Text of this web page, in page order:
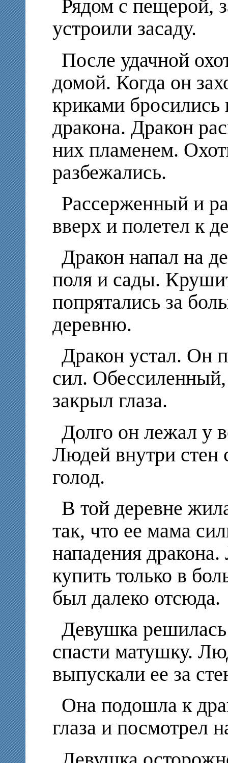
Рядом с пещерой,
устроили засаду.
После удачной
домой. Когда он
криками
дракона. Дракон
них пламенем.
разбежались.
Рассерженный и
вверх и полетел к
Дракон напал на
поля и сады.
попрятались за
деревню.
Дракон устал. Он
сил.
закрыл глаза.
Долго он лежал у
Людей внутри стен
голод.
В той деревне
так, что ее мама
нападения
купить только в
был далеко отсюда.
Девушка
спасти матушку.
выпускали ее за
Она подошла к
глаза и посмотрел